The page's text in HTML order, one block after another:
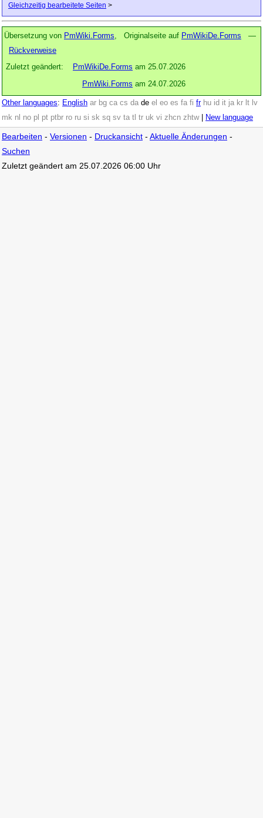
Gleichzeitig bearbeitete Seiten >
Übersetzung von PmWiki.Forms , Originalseite auf PmWikiDe.Forms —
Rückverweise
Zuletzt geändert:
PmWikiDe.Forms am 25.07.2026
PmWiki.Forms am 24.07.2026
Other languages: English ar bg ca cs da de el eo es fa fi fr hu id it ja kr lt lv
mk nl no pl pt ptbr ro ru si sk sq sv ta tl tr uk vi zhcn zhtw| New language
Bearbeiten - Versionen - Druckansicht - Aktuelle Änderungen -
Suchen
Zuletzt geändert am 25.07.2026 06:00 Uhr